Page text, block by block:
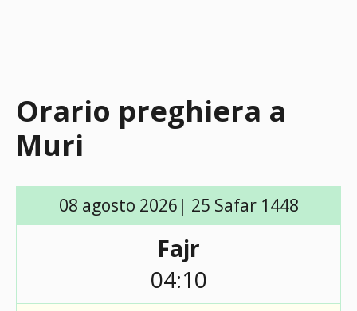
Orario preghiera a
Muri
08 agosto 2026| 25 Safar 1448
Fajr
04:10